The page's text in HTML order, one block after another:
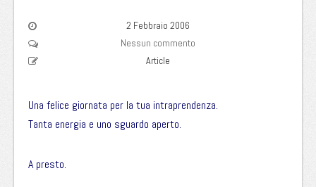
2 Febbraio 2006
Nessun commento
Article
Una felice giornata per la tua intraprendenza.
Tanta energia e uno sguardo aperto.
A presto.